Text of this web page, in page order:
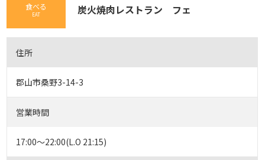
食べる
EAT 炭火焼肉レストラン フェ
住所
郡山市桑野3-14-3
営業時間
17:00～22:00(L.O 21:15)